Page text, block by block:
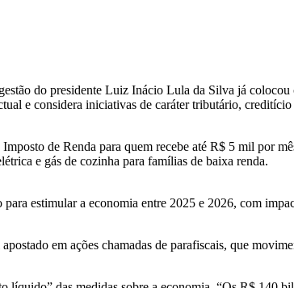
do presidente Luiz Inácio Lula da Silva já
e considera iniciativas de caráter tributário,
de Renda para quem recebe até R$ 5 mil por
e gás de cozinha para famílias de baixa renda.
estimular a economia entre 2025 e 2026, com
em ações chamadas de parafiscais, que